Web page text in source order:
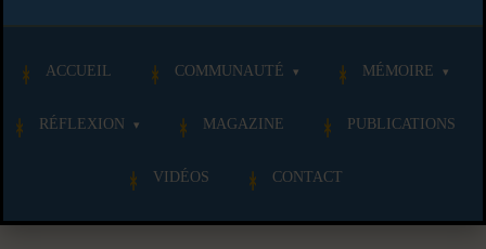
ACCUEIL COMMUNAUTÉ MÉMOIRE
RÉFLEXION MAGAZINE PUBLICATIONS
VIDÉOS CONTACT